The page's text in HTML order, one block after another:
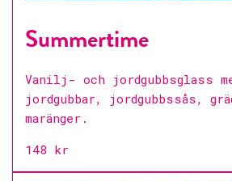
Summertime
Vanilj- och jordgubbsglass
jordgubbar, jordgubbssås,
maränger.
148 kr